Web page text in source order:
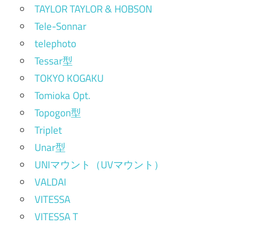
TAYLOR TAYLOR & HOBSON
Tele-Sonnar
telephoto
Tessar型
TOKYO KOGAKU
Tomioka Opt.
Topogon型
Triplet
Unar型
UNIマウント（UVマウント）
VALDAI
VITESSA
VITESSA T